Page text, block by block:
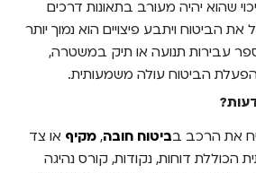
שהוא יהיה מעורב בתאונות דרכים
את הביטוח ויתבע פיצויים הוא נמוך יותר
עבירות תנועה או תיק במשטרה,
בהפעלת הביטוח עולה משמעותית.
את הרכב בביטוח חובה, מקיף או צד
הכוללת דוחות, נקודות, קורס נהיגה